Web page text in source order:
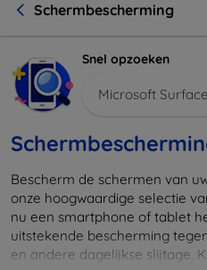
Schermbescherming
Snel opzoeken
Microsoft
Bescherm de schermen van
onze hoogwaardige selectie
nu een smartphone of tablet
uitstekende bescherming
en andere dagelijkse slijtage.